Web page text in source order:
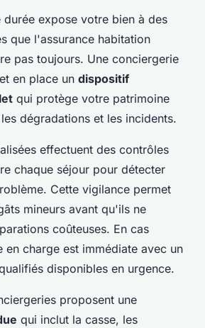
expose votre bien à des
que l'assurance habitation
pas toujours. Une conciergerie
en place un dispositif
qui protège votre patrimoine
dégradations et les incidents.
effectuent des contrôles
chaque séjour pour détecter
Cette vigilance permet
mineurs avant qu'ils ne
coûteuses. En cas
charge est immédiate avec un
disponibles en urgence.
proposent une
qui inclut la casse, les